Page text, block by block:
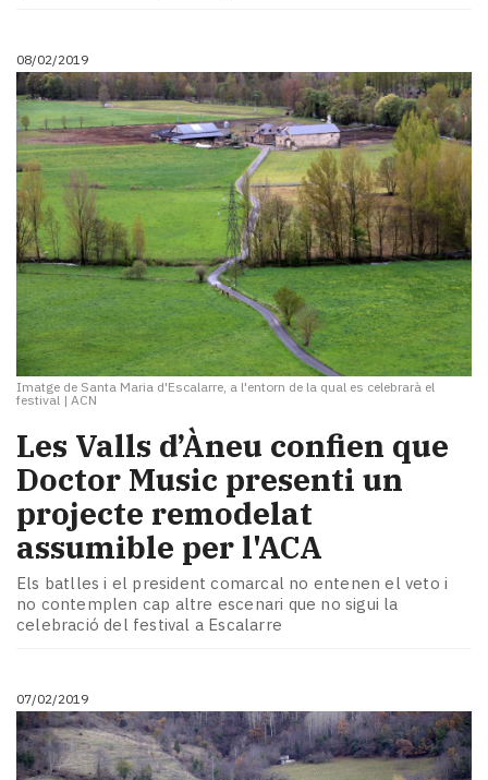
08/02/2019
Imatge de Santa Maria d'Escalarre, a l'entorn de la qual es celebrarà el
festival | ACN
Les Valls d’Àneu confien que
Doctor Music presenti un
projecte remodelat
assumible per l'ACA
Els batlles i el president comarcal no entenen el veto i
no contemplen cap altre escenari que no sigui la
celebració del festival a Escalarre
07/02/2019